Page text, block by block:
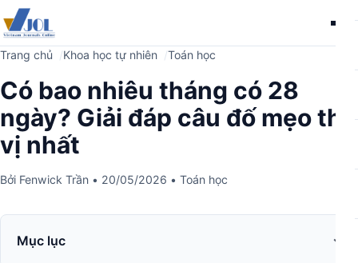
Trang chủ Khoa học tự nhiên Toán học
Có bao nhiêu tháng có 28
ngày? Giải đáp câu đố mẹo thú
vị nhất
Bởi Fenwick Trần • 20/05/2026 • Toán học
Mục lục